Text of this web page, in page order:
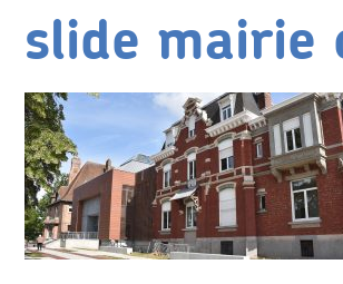
slide mairie